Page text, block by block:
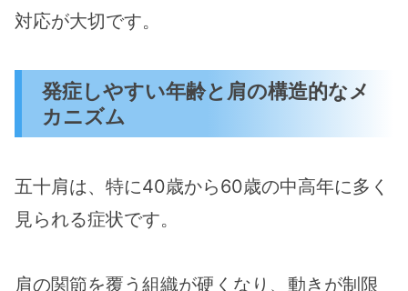
対応が大切です。
発症しやすい年齢と肩の構造的なメ
カニズム
五十肩は、特に40歳から60歳の中高年に多く
見られる症状です。
肩の関節を覆う組織が硬くなり、動きが制限